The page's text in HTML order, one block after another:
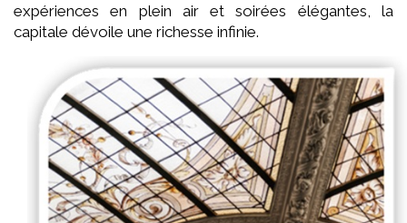
expériences en plein air et soirées élégantes, la
capitale dévoile une richesse infinie.